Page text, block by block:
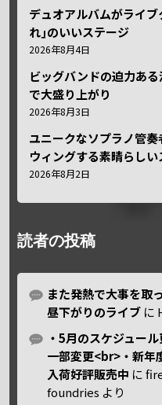
デュオアルバムがライ
れ｣のいいステージ
2026年8月4日
ビッグバンドの迫力あ
で大盛り上がり
2026年8月3日
ユニークなソプラノ管
ウィングする素晴らし
2026年8月2日
読者の投稿
また発熱で大事を取
昼下がりのライブ に
・5月のスケジュー
一部変更<br>・新年
入荷好評販売中 に
foundries より